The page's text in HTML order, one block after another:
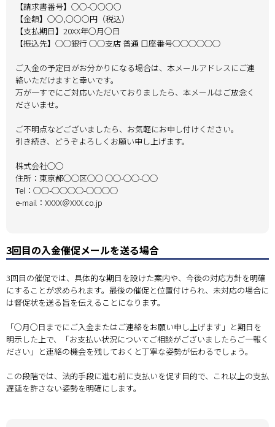
【請求書番号】○○-○○○○
【金額】○○,○○○円（税込）
【支払期日】20XX年○月○日
【振込先】◯◯銀行 ◯◯支店 普通 口座番号◯◯◯◯◯◯
ご入金の予定日がお分かりになる場合は、本メールアドレスにご連
絡いただけますと幸いです。
万が一すでにご対応いただいておりましたら、本メールはご放念く
ださいませ。
ご不明点などございましたら、お気軽にお申し付けください。
引き続き、どうぞよろしくお願い申し上げます。
株式会社◯◯
住所：東京都◯◯区◯◯ ◯◯-◯◯-◯◯
Tel：◯◯-◯◯◯◯-◯◯◯◯
e-mail：XXXX＠XXX.co.jp
3回目の入金催促メールを送る場合
3回目の催促では、具体的な期日を設けた案内や、今後の対応方針を明確
にすることが求められます。最後の催促と位置付けられ、未対応の場合に
は督促状を送る旨を伝えることになります。
「○月○日までにご入金またはご連絡をお願い申し上げます」と期日を
明示した上で、「お支払い状況についてご相談がございましたらご一報く
ださい」と連絡の機会を残しておくと丁寧な姿勢が伝わるでしょう。
この段階では、法的手段に進む前に支払いを促す目的で、これ以上の支払
遅延を許さない姿勢を明確にします。